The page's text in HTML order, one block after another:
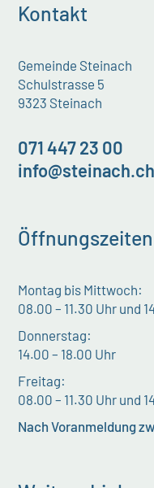
Kontakt
Gemeinde Steinach
Schulstrasse 5
9323 Steinach
071 447 23 00
info@steinach.ch
Öffnungszeiten
Montag bis Mittwoch:
08.00 – 11.30 Uhr und
Donnerstag:
14.00 – 18.00 Uhr
Freitag:
08.00 – 11.30 Uhr und
Nach Voranmeldung